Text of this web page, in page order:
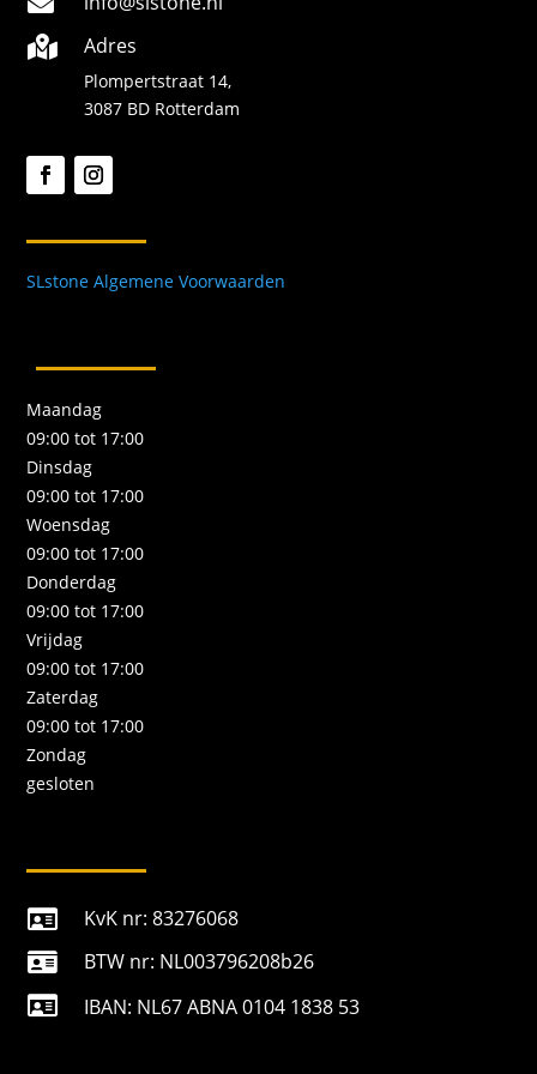

Adres
Plompertstraat 14,
3087 BD Rotterdam
SLstone Algemene Voorwaarden
Maandag
09:00 tot 17:00
Dinsdag
09:00 tot 17:00
Woensdag
09:00 tot 17:00
Donderdag
09:00 tot 17:00
Vrijdag
09:00 tot 17:00
Zaterdag
09:00 tot 17:00
Zondag
gesloten

KvK nr: 83276068

BTW nr: NL003796208b26

IBAN: NL67 ABNA 0104 1838 53